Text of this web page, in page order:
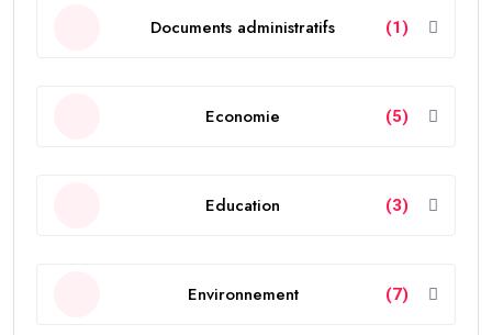
Documents administratifs (1)
Economie (5)
Education (3)
Environnement (7)